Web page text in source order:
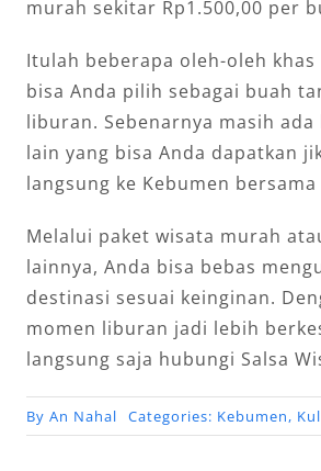
murah sekitar Rp1.500,00 per
Itulah beberapa oleh-oleh khas
bisa Anda pilih sebagai buah
liburan. Sebenarnya masih
lain yang bisa Anda dapatkan
langsung ke Kebumen bersama
Melalui paket wisata murah
lainnya, Anda bisa bebas
destinasi sesuai keinginan.
momen liburan jadi lebih
langsung saja hubungi Salsa
By An Nahal Categories: Kebumen,